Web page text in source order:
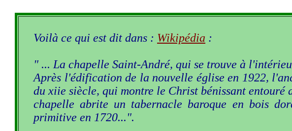
Voilà ce qui est dit dans : Wikipédia :
" ... La chapelle Saint-André, qui se trouve à
Après l'édification de la nouvelle église en 1922,
du xiie siècle, qui montre le Christ bénissant entouré
chapelle abrite un tabernacle baroque en bois
primitive en 1720...".